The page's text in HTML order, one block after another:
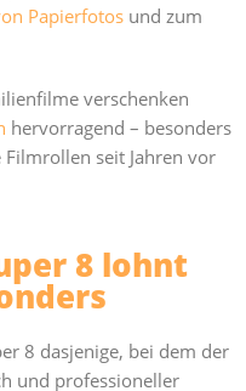
Papierfotos und zum
verschenken
hervorragend – besonders
seit Jahren vor
8 lohnt
8 dasjenige, bei dem der
und professioneller